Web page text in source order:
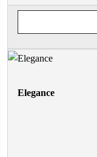
Elegance